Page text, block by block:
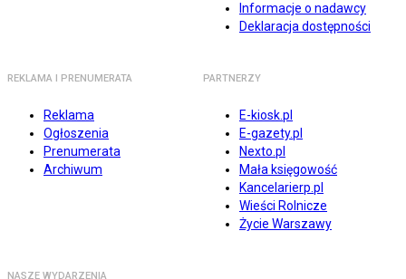
Informacje o nadawcy
Deklaracja dostępności
REKLAMA I PRENUMERATA
Reklama
Ogłoszenia
Prenumerata
Archiwum
PARTNERZY
E-kiosk.pl
E-gazety.pl
Nexto.pl
Mała księgowość
Kancelarierp.pl
Wieści Rolnicze
Życie Warszawy
NASZE WYDARZENIA